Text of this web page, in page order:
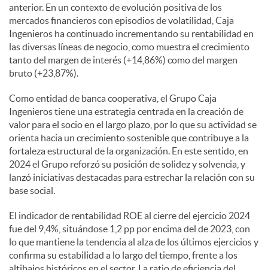
anterior. En un contexto de evolución positiva de los
mercados financieros con episodios de volatilidad, Caja
Ingenieros ha continuado incrementando su rentabilidad en
las diversas líneas de negocio, como muestra el crecimiento
tanto del margen de interés (+14,86%) como del margen
bruto (+23,87%).
Como entidad de banca cooperativa, el Grupo Caja
Ingenieros tiene una estrategia centrada en la creación de
valor para el socio en el largo plazo, por lo que su actividad se
orienta hacia un crecimiento sostenible que contribuye a la
fortaleza estructural de la organización. En este sentido, en
2024 el Grupo reforzó su posición de solidez y solvencia, y
lanzó iniciativas destacadas para estrechar la relación con su
base social.
El indicador de rentabilidad ROE al cierre del ejercicio 2024
fue del 9,4%, situándose 1,2 pp por encima del de 2023, con
lo que mantiene la tendencia al alza de los últimos ejercicios y
confirma su estabilidad a lo largo del tiempo, frente a los